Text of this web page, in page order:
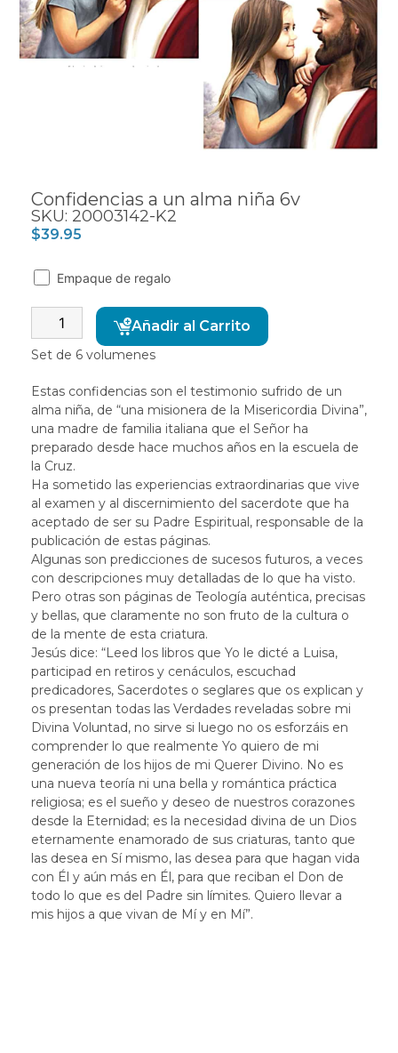
Confidencias a un alma niña 6v
SKU: 20003142-K2
$39.95
Empaque de regalo
Añadir al Carrito
Set de 6 volumenes
Estas confidencias son el testimonio sufrido de un
alma niña, de “una misionera de la Misericordia Divina”,
una madre de familia italiana que el Señor ha
preparado desde hace muchos años en la escuela de
la Cruz.
Ha sometido las experiencias extraordinarias que vive
al examen y al discernimiento del sacerdote que ha
aceptado de ser su Padre Espiritual, responsable de la
publicación de estas páginas.
Algunas son predicciones de sucesos futuros, a veces
con descripciones muy detalladas de lo que ha visto.
Pero otras son páginas de Teología auténtica, precisas
y bellas, que claramente no son fruto de la cultura o
de la mente de esta criatura.
Jesús dice: “Leed los libros que Yo le dicté a Luisa,
participad en retiros y cenáculos, escuchad
predicadores, Sacerdotes o seglares que os explican y
os presentan todas las Verdades reveladas sobre mi
Divina Voluntad, no sirve si luego no os esforzáis en
comprender lo que realmente Yo quiero de mi
generación de los hijos de mi Querer Divino. No es
una nueva teoría ni una bella y romántica práctica
religiosa; es el sueño y deseo de nuestros corazones
desde la Eternidad; es la necesidad divina de un Dios
eternamente enamorado de sus criaturas, tanto que
las desea en Sí mismo, las desea para que hagan vida
con Él y aún más en Él, para que reciban el Don de
todo lo que es del Padre sin límites. Quiero llevar a
mis hijos a que vivan de Mí y en Mí”.